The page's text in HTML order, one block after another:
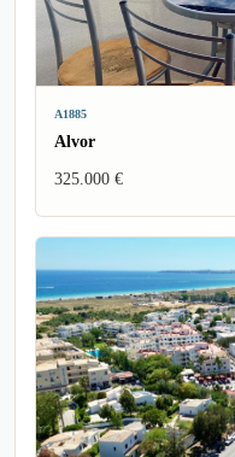
A1885
Alvor
325.000 €